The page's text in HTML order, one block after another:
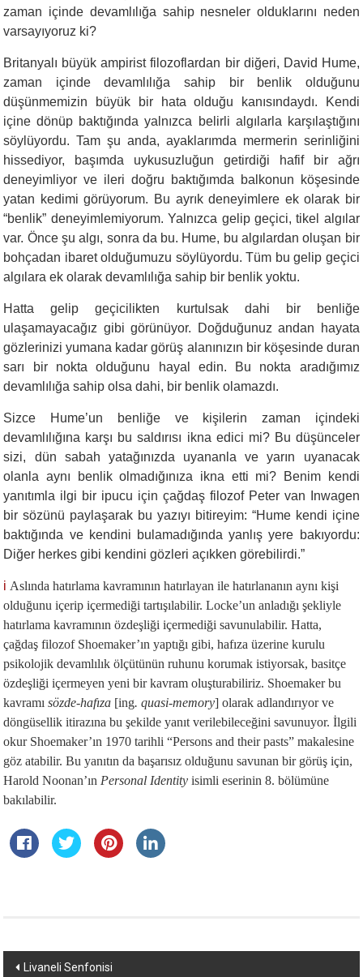
zaman içinde devamlılığa sahip nesneler olduklarını neden
varsayıyoruz ki?
Britanyalı büyük ampirist filozoflardan bir diğeri, David Hume,
zaman içinde devamlılığa sahip bir benlik olduğunu
düşünmemizin büyük bir hata olduğu kanısındaydı. Kendi
içine dönüp baktığında yalnızca belirli algılarla karşılaştığını
söylüyordu. Tam şu anda, ayaklarımda mermerin serinliğini
hissediyor, başımda uykusuzluğun getirdiği hafif bir ağrı
deneyimliyor ve ileri doğru baktığımda balkonun köşesinde
yatan kedimi görüyorum. Bu ayrık deneyimlere ek olarak bir
“benlik” deneyimlemiyorum. Yalnızca gelip geçici, tikel algılar
var. Önce şu algı, sonra da bu. Hume, bu algılardan oluşan bir
bohçadan ibaret olduğumuzu söylüyordu. Tüm bu gelip geçici
algılara ek olarak devamlılığa sahip bir benlik yoktu.
Hatta gelip geçicilikten kurtulsak dahi bir benliğe
ulaşamayacağız gibi görünüyor. Doğduğunuz andan hayata
gözlerinizi yumana kadar görüş alanınızın bir köşesinde duran
sarı bir nokta olduğunu hayal edin. Bu nokta aradığımız
devamlılığa sahip olsa dahi, bir benlik olamazdı.
Sizce Hume’un benliğe ve kişilerin zaman içindeki
devamlılığına karşı bu saldırısı ikna edici mi? Bu düşünceler
sizi, dün sabah yatağınızda uyananla ve yarın uyanacak
olanla aynı benlik olmadığınıza ikna etti mi? Benim kendi
yanıtımla ilgi bir ipucu için çağdaş filozof Peter van Inwagen
bir sözünü paylaşarak bu yazıyı bitireyim: “Hume kendi içine
baktığında ve kendini bulamadığında yanlış yere bakıyordu:
Diğer herkes gibi kendini gözleri açıkken görebilirdi.”
i Aslında hatırlama kavramının hatırlayan ile hatırlananın aynı kişi
olduğunu içerip içermediği tartışılabilir. Locke’un anladığı şekliyle
hatırlama kavramının özdeşliği içermediği savunulabilir. Hatta,
çağdaş filozof Shoemaker’ın yaptığı gibi, hafıza üzerine kurulu
psikolojik devamlılık ölçütünün ruhunu korumak istiyorsak, basitçe
özdeşliği içermeyen yeni bir kavram oluşturabiliriz. Shoemaker bu
kavramısözde-hafıza [ing. quasi-memory] olarak adlandırıyor ve
döngüsellik itirazına bu şekilde yanıt verilebileceğini savunuyor. İlgili
okur Shoemaker’ın 1970 tarihli “Persons and their pasts” makalesine
göz atabilir. Bu yanıtın da başarısız olduğunu savunan bir görüş için,
Harold Noonan’ın Personal Identity isimli eserinin 8. bölümüne
bakılabilir.
YazıLivaneli Senfonisi